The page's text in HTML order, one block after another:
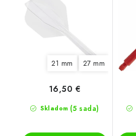
21 mm 27 mm
Skladom (5 sada)
16,50 €